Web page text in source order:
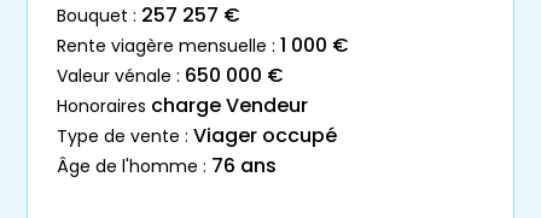
bouquet : 257 257 €
rente viagère mensuelle : 1 000 €
valeur vénale : 650 000 €
honoraires charge Vendeur
type de vente : Viager occupé
âge de l'homme : 76 ans